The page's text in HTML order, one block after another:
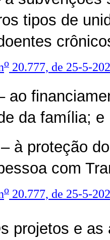
tipos de
o 20.777, de 25-5-
ao
da família; e
à proteção
com
o 20.777, de 25-5-
projetos e as